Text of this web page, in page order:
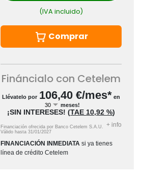
(IVA incluido)
Comprar
Fináncialo con Cetelem
Llévatelo por 106,40 €/mes* en
meses!
¡SIN INTERESES!(TAE10,92 %)
Financiación ofrecida por Banco Cetelem S.A.U.
Válido hasta31/01/2027
+ info
FINANCIACIÓN INMEDIATA si ya tienes
línea de crédito Cetelem